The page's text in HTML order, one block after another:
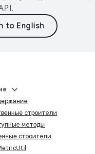
.
строители
методы
строители